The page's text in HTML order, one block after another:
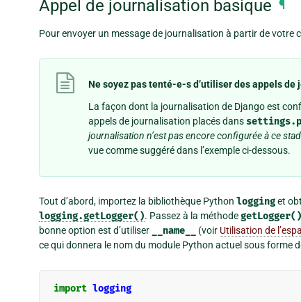
Appel de journalisation basique ¶
Pour envoyer un message de journalisation à partir de votre
Ne soyez pas tenté-e-s d’utiliser des appels
La façon dont la journalisation de Django est
appels de journalisation placés dans
journalisation n’est pas encore configurée à ce
vue comme suggéré dans l’exemple ci-dessous.
Tout d’abord, importez la bibliothèque Python logginget
logging.getLogger(). Passez à la méthodegetLogger()
bonne option est d’utiliser
__name__ (voir Utilisation de
ce qui donnera le nom du module Python actuel sous forme
import logging